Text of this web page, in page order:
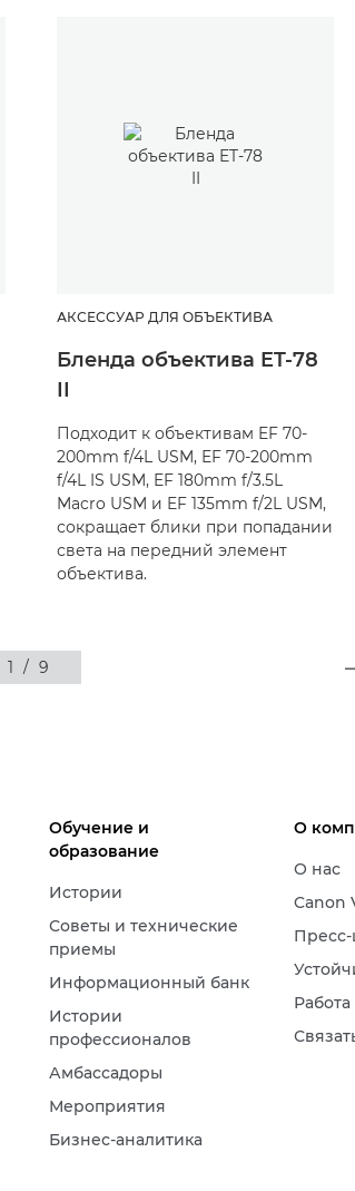
АКСЕССУАР ДЛЯ ОБЪЕКТИВА
Бленда объектива ET-78
II
Подходит к объективам EF 70-
200mm f/4L USM, EF 70-200mm
f/4L IS USM, EF 180mm f/3.5L
Macro USM и EF 135mm f/2L USM,
сокращает блики при попадании
света на передний элемент
объектива.
1 / 9
Обучение и
образование
Истории
Советы и технические
приемы
Информационный банк
Истории
профессионалов
Амбассадоры
Мероприятия
Бизнес-аналитика
О
О нас
Canon